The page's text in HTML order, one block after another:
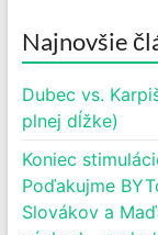
Najnovšie
Dubec vs.
plnej dĺžke)
Koniec
Poďakujme
Slovákov a